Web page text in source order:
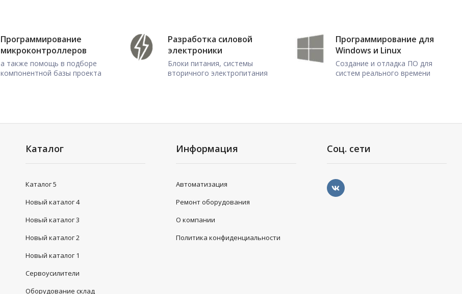
Программирование
микроконтроллеров
а также помощь в подборе
компонентной базы проекта
Разработка силовой
электроники
Блоки питания, системы
вторичного электропитания
Программирование для
Windows и Linux
Создание и отладка ПО для
систем реального времени
Каталог
Каталог 5
Новый каталог 4
Новый каталог 3
Новый каталог 2
Новый каталог 1
Сервоусилители
Оборудование склад
Информация
Автоматизация
Ремонт оборудования
О компании
Политика конфиденциальности
Соц. сети